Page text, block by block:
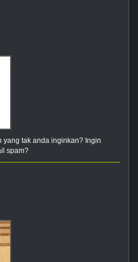
tak anda inginkan? Ingin
spam?